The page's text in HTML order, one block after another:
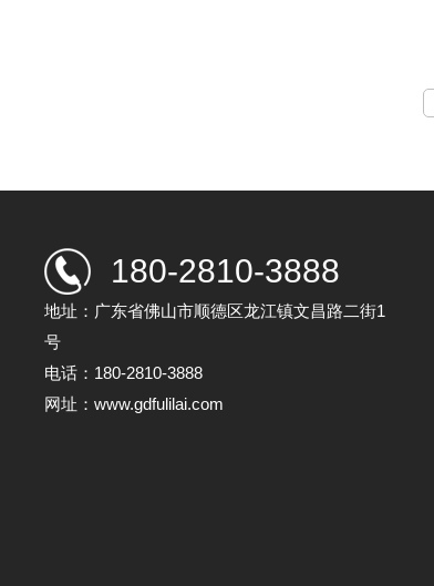
180-2810-3888
地址：广东省佛山市顺德区龙江镇文昌路二街1
号
电话：180-2810-3888
网址：www.gdfulilai.com